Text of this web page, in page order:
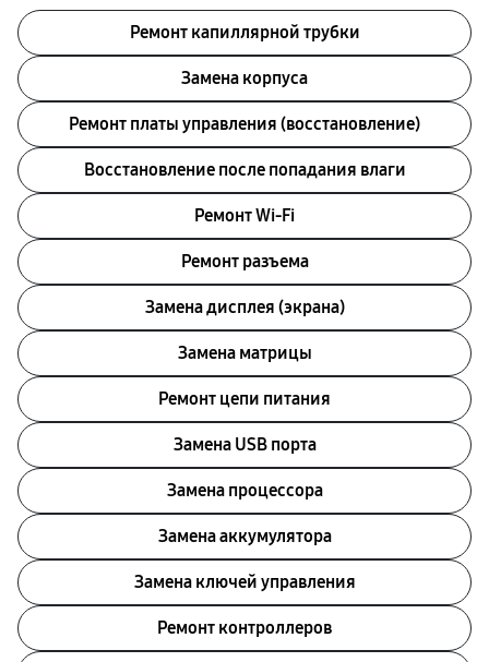
Ремонт капиллярной трубки
Замена корпуса
Ремонт платы управления (восстановление)
Восстановление после попадания влаги
Ремонт Wi-Fi
Ремонт разъема
Замена дисплея (экрана)
Замена матрицы
Ремонт цепи питания
Замена USB порта
Замена процессора
Замена аккумулятора
Замена ключей управления
Ремонт контроллеров